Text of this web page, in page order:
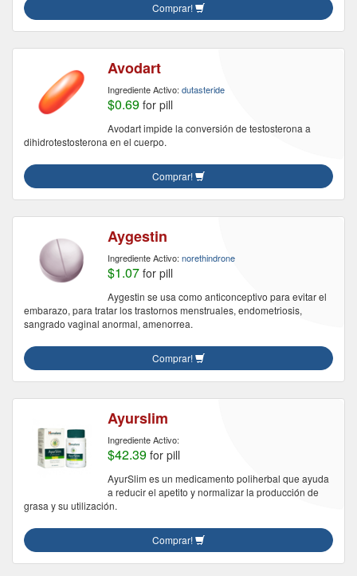
Comprar!
Avodart
Ingrediente Activo: dutasteride
$0.69 for pill
Avodart impide la conversión de testosterona a
dihidrotestosterona en el cuerpo.
Comprar!
Aygestin
Ingrediente Activo: norethindrone
$1.07 for pill
Aygestin se usa como anticonceptivo para evitar el
embarazo, para tratar los trastornos menstruales, endometriosis,
sangrado vaginal anormal, amenorrea.
Comprar!
Ayurslim
Ingrediente Activo:
$42.39 for pill
AyurSlim es un medicamento poliherbal que ayuda
a reducir el apetito y normalizar la producción de
grasa y su utilización.
Comprar!